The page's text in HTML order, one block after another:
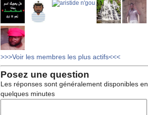
>>>Voir les membres les plus actifs<<<
Posez une question
Les réponses sont généralement disponibles en
quelques minutes